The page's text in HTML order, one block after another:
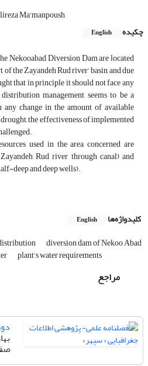
Ma'manpoush
چکیده
English
Nekooabad Diversion Dam are located
the Zayandeh Rud river’ basin, and due
that in principle it should not face any
management seems to be a
change in the amount of available
the effectiveness of implemented
used in the area concerned are
Rud river through canal) and
deep and deep wells).
کلیدواژه‌ها English
diversion dam of Nekoo Abad
plant's water requirements
مراجع
دوره
بهار